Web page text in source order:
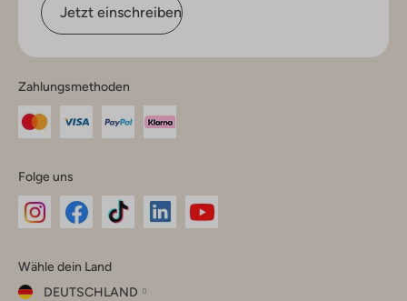
Jetzt einschreiben
Zahlungsmethoden
Folge uns
Instagram
Facebook
TikTok
Wähle dein Land
DEUTSCHLAND